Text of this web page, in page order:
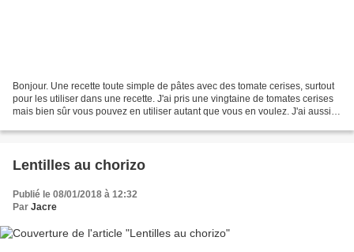
Bonjour. Une recette toute simple de pâtes avec des tomate cerises, surtout
pour les utiliser dans une recette. J'ai pris une vingtaine de tomates cerises
mais bien sûr vous pouvez en utiliser autant que vous en voulez. J'ai aussi
Lentilles au chorizo
Publié le 08/01/2018 à 12:32
Par Jacre